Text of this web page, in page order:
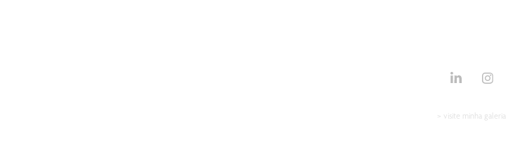
> visite minha galeria